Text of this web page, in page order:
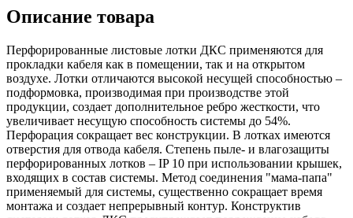
Описание товара
Перфорированные листовые лотки ДКС применяются для
прокладки кабеля как в помещении, так и на открытом
воздухе. Лотки отличаются высокой несущей способностью –
подформовка, производимая при производстве этой
продукции, создает дополнительное ребро жесткости, что
увеличивает несущую способность системы до 54%.
Перфорация сокращает вес конструкции. В лотках имеются
отверстия для отвода кабеля. Степень пыле- и влагозащиты
перфорированных лотков – IP 10 при использовании крышек,
входящих в состав системы. Метод соединения "мама-папа"
применяемый для системы, существенно сокращает время
монтажа и создает непрерывный контур. Конструктив